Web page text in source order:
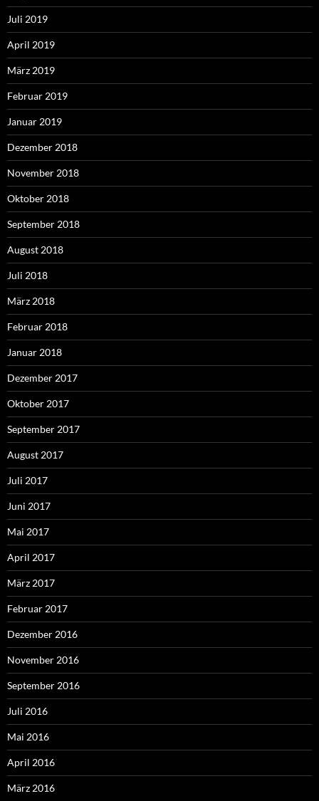
Juli 2019
April 2019
März 2019
Februar 2019
Januar 2019
Dezember 2018
November 2018
Oktober 2018
September 2018
August 2018
Juli 2018
März 2018
Februar 2018
Januar 2018
Dezember 2017
Oktober 2017
September 2017
August 2017
Juli 2017
Juni 2017
Mai 2017
April 2017
März 2017
Februar 2017
Dezember 2016
November 2016
September 2016
Juli 2016
Mai 2016
April 2016
März 2016